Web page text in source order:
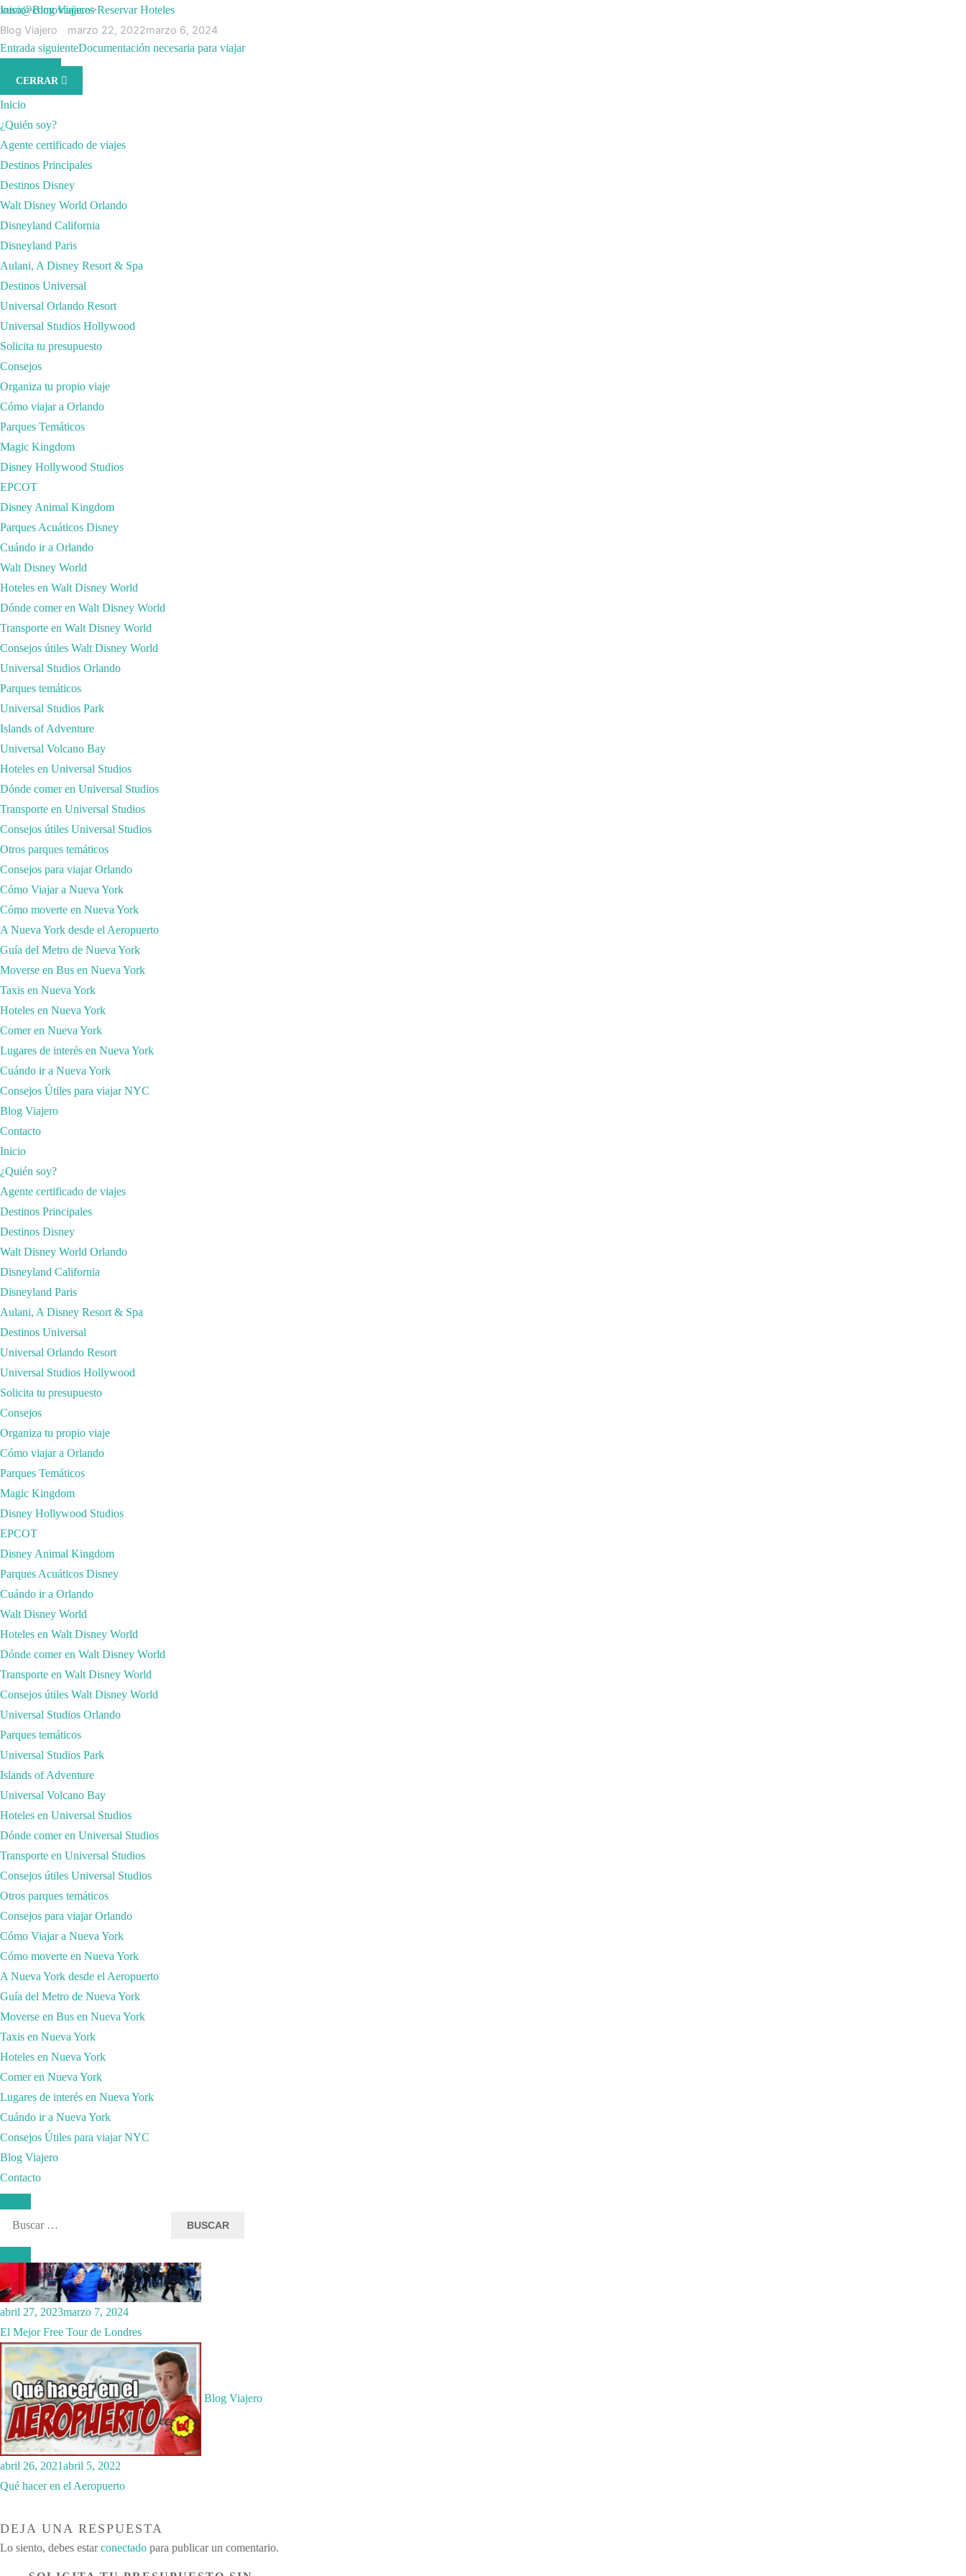
Saltar
al
contenido
tecla
Intro)
xuso@comoviajar.es
MENÚ
CERRAR
Inicio
¿Quién soy?
Agente certificado de viajes
Destinos Principales
Destinos Disney
Walt Disney World Orlando
Disneyland California
Disneyland Paris
Aulani, A Disney Resort & Spa
Destinos Universal
Universal Orlando Resort
Universal Studios Hollywood
Solicita tu presupuesto
Consejos
Organiza tu propio viaje
Cómo viajar a Orlando
Parques Temáticos
Magic Kingdom
Disney Hollywood Studios
EPCOT
Disney Animal Kingdom
Parques Acuáticos Disney
Cuándo ir a Orlando
Walt Disney World
Hoteles en Walt Disney World
Dónde comer en Walt Disney World
Transporte en Walt Disney World
Consejos útiles Walt Disney World
Universal Studios Orlando
Parques temáticos
Universal Studios Park
Islands of Adventure
Universal Volcano Bay
Hoteles en Universal Studios
Dónde comer en Universal Studios
Transporte en Universal Studios
Consejos útiles Universal Studios
Otros parques temáticos
Consejos para viajar Orlando
Cómo Viajar a Nueva York
Cómo moverte en Nueva York
A Nueva York desde el Aeropuerto
Guía del Metro de Nueva York
Moverse en Bus en Nueva York
Taxis en Nueva York
Hoteles en Nueva York
Comer en Nueva York
Lugares de interés en Nueva York
Cuándo ir a Nueva York
Consejos Útiles para viajar NYC
Blog Viajero
Contacto
Inicio
¿Quién soy?
Agente certificado de viajes
Destinos Principales
Destinos Disney
Walt Disney World Orlando
Disneyland California
Disneyland Paris
Aulani, A Disney Resort & Spa
Destinos Universal
Universal Orlando Resort
Universal Studios Hollywood
Solicita tu presupuesto
Consejos
Organiza tu propio viaje
Cómo viajar a Orlando
Parques Temáticos
Magic Kingdom
Disney Hollywood Studios
EPCOT
Disney Animal Kingdom
Parques Acuáticos Disney
Cuándo ir a Orlando
Walt Disney World
Hoteles en Walt Disney World
Dónde comer en Walt Disney World
Transporte en Walt Disney World
Consejos útiles Walt Disney World
Universal Studios Orlando
Parques temáticos
Universal Studios Park
Islands of Adventure
Universal Volcano Bay
Hoteles en Universal Studios
Dónde comer en Universal Studios
Transporte en Universal Studios
Consejos útiles Universal Studios
Otros parques temáticos
Consejos para viajar Orlando
Cómo Viajar a Nueva York
Cómo moverte en Nueva York
A Nueva York desde el Aeropuerto
Guía del Metro de Nueva York
Moverse en Bus en Nueva York
Taxis en Nueva York
Hoteles en Nueva York
Comer en Nueva York
Lugares de interés en Nueva York
Cuándo ir a Nueva York
Consejos Útiles para viajar NYC
Blog Viajero
Contacto
Buscar:
Inicio>Blog Viajero>Reservar Hoteles
Blog Viajero
marzo 22, 2022marzo 6, 2024
RESERVAR HOTELES
¿En qué hotel me quedo en mi viaje? ¿Cuáles son los mejores precios para conseguir un Hotel en el centro de la ciudad que visito? Pues para contestar a preguntas de este estilo y a otras parecidas, voy a contaros lo
que suelo hacer yo a la hora de afrontar un viaje de estas características. Aquí van mis consejos para reservar hoteles:
• De cara a la reserva de hoteles, os animo a que comparéis precios en un buscador de hoteles con la máxima antelación posible una vez sepas las fechas de tu viaje. Yo utilizo habitualmente Hostel Combined, que
es un metabuscador de buscadores. Por mi experiencia, he encontrado siempre los hoteles más baratos con 9/10 meses antes de las fechas del viaje previsto. No es tan habitual encontrar las tan conocidas «ofertas de
última hora». A día de hoy, muchos hoteles piensan que como tienen las habitaciones vacías, los clientes o pagan lo que piden o nada. Para mi es un error, ya que tener clientes enriquece mayoritariamente la
experiencia del hotel y si el trato al cliente es bueno, este lo va a recomendar.
• Muy importante, no te olvides de contratar el mejor seguro de viajes para cualquier tipo de imprevisto. En este caso, nuestra recomendación e
de descuento en su contratación. Entra desde
viaje, Seguros Iati se hacen cargo de los costes del mismo.
• Os voy a poner un ejemplo con Nueva York, que es una ciudad que vamos a utilizar como referencia. Sobre el hecho de si reservar hotel en el centro de Manhattan o reservar un hotel que esté a las afueras de la
ciudad en barrios como Queens o Brooklyn, yo elegiría quedarme un poco más apartado y ahorrar mucho dinero. Alojarte en el centro de Nueva York es algo que pesa mucho, pero también hay hoteles muy buenos
y a muy buen precio a tan solo 15 minutos de Times Square, y lo mejor de todo es que con muy buenas condiciones. Todos los hoteles de New York en los que yo me quedaría y me he quedado deben de cumplir
unos criterios mínimos de limpieza, calidad y seguridad. Lo primero que has de tener en cuenta es que tenga baño privado, ya que en Estados Unidos no es algo tan habitual. Por otro lado, la mayoría de los hoteles
cuentan con 1 o 2 camas de matrimonio y pueden ser hasta para 4 personas.
• Cuando tengáis que reservar vuestro hotel es muy importante saber si os incluye o no el desayuno. Ojo, importante saberlo, no es necesario reservarlo. Para mi no es necesario que el hotel te incluya el desayuno,
ya que por todos lados y seguramente muy cerca de tu hotel habrá un supermercado donde podrás comprar fruta, leche, café, bollería… lo que haga falta para desayunar. Así, mientras os vais preparando por la
mañana, vais desayunando y así ahorráis tiempo y dinero. Los desayunos en establecimientos estilo
y un montón de productos. Pero eso sí, no dejes que te estafen, pregunta antes el precio.
• A la hora de reservar hoteles en Estados Unidos, debes saber que todos te van a cobrar unas tasas turísticas por encima del precio fijado de la habitación. Dependiendo del estado y la categoría del hotel las tasas
son más altas o más bajas. Para que lo sepas, en Nueva York son de las más caras del país. Y muy a tener en cuenta es que todos los impuestos recaudatorios en Estados Unidos van cargados de forma extraordinaria
por el precio base. Te va a pasar en hoteles, restaurantes, supermercados… Y en los hoteles te los van a cobrar nada más llegar al hotel, junto con una pequeña fianza que te devolverán al abandonar el alojamiento si
no has causado ningún daño en las instalaciones.
Ya sabes que si contratas tus servicios de viajes desde nuestros enlaces nos ayudarás mucho a seguir creando este contenido gratuito para todos los viajeros. Puedes reservar tu hotel a través del siguiente botón en
Booking:
Xusoapunte:En mi último viaje me quede en el Hotel Yotel, a tan solo 10 minutos andando de Times Square. Mi habitación era individual con una cama de matrimonio, con baño privado, nevera y cafetera en la
propia habitación. Todo ello me costó 600$ durante 7 noches con las tasas turísticas incluidas. ¡¡Una auténtica ganga!! Reservar hoteles desde cómo viajar es súper fácil.
En nuestra web, como puedes observar, te mostramos los mejores consejos para viajar alrededor de todo el mundo. En nuestra web disponemos de toda la información más completa para organizar tu viaje a
cualquier destino, pero haciendo especial hincapié en
xuso@comoviajar.es o rellena el formulario de
adminDeja un comentarioen
Reservar
Hoteles
Navegación
de
las
entradas
Entrada anteriorReservar Vuelos
Entrada siguienteDocumentación necesaria para viajar
Puede que también te guste...
marzo 17, 2021
Mañana abre la ‘Gran Exposición Playmobil’ en Torrelavega con más de 15.000 piezas
abril 27, 2023marzo 7, 2024
El Mejor Free Tour de Londres
Blog Viajero
abril 26, 2021abril 5, 2022
Qué hacer en el Aeropuerto
DEJA UNA RESPUESTA
Lo siento, debes estarconectado para publicar un comentario.